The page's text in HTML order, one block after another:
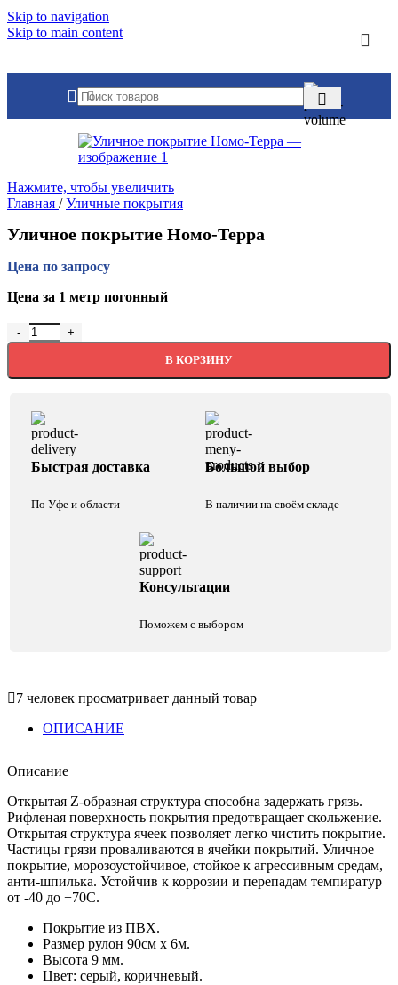
Skip to navigation
Skip to main content
Нажмите, чтобы увеличить
Главная / Уличные покрытия
Уличное покрытие Номо-Терра
Цена по запросу
Цена за 1 метр погонный
Количество товара Уличное покрытие Номо-Терра
В КОРЗИНУ
Быстрая доставка
По Уфе и области
Большой выбор
В наличии на своём складе
Консультации
Поможем с выбором
7 человек просматривает данный товар
ОПИСАНИЕ
Описание
Открытая Z-образная структура способна задержать грязь.
Рифленая поверхность покрытия предотвращает скольжение.
Открытая структура ячеек позволяет легко чистить покрытие.
Частицы грязи проваливаются в ячейки покрытий. Уличное
покрытие, морозоустойчивое, стойкое к агрессивным средам,
анти-шпилька. Устойчив к коррозии и перепадам темпиратур
от -40 до +70С.
Покрытие из ПВХ.
Размер рулон 90см х 6м.
Высота 9 мм.
Цвет: серый, коричневый.